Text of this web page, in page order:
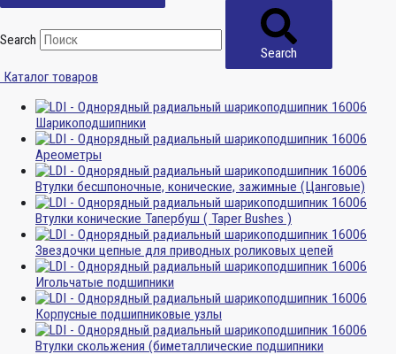
Search
Search
Каталог товаров
Шарикоподшипники
Ареометры
Втулки бесшпоночные, конические, зажимные (Цанговые)
Втулки конические Тапербуш ( Taper Bushes )
Звездочки цепные для приводных роликовых цепей
Игольчатые подшипники
Корпусные подшипниковые узлы
Втулки скольжения (биметаллические подшипники